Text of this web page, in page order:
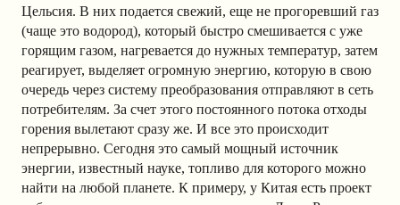
Цельсия. В них подается свежий, еще не прогоревший газ
(чаще это водород), который быстро смешивается с уже
горящим газом, нагревается до нужных температур, затем
реагирует, выделяет огромную энергию, которую в свою
очередь через систему преобразования отправляют в сеть
потребителям. За счет этого постоянного потока отходы
горения вылетают сразу же. И все это происходит
непрерывно. Сегодня это самый мощный источник
энергии, известный науке, топливо для которого можно
найти на любой планете. К примеру, у Китая есть проект